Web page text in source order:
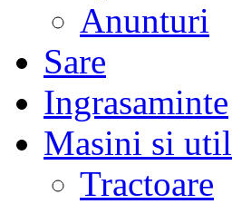
Anunturi
Sare
Ingrasaminte
Masini si
Tractoare